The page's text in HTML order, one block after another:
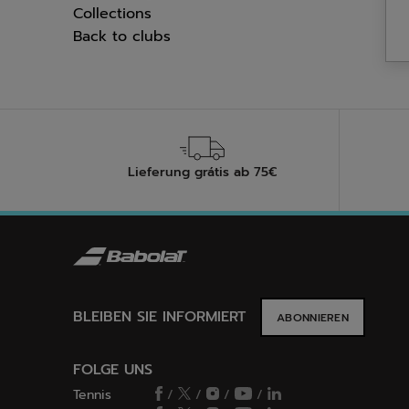
Refine by Kategorie:
Collections
Refine by Kategorie: Collections
Back to clubs
Lieferung grátis ab 75€
BLEIBEN SIE INFORMIERT ABONNIEREN
FOLGE UNS
Tennis / / /
/